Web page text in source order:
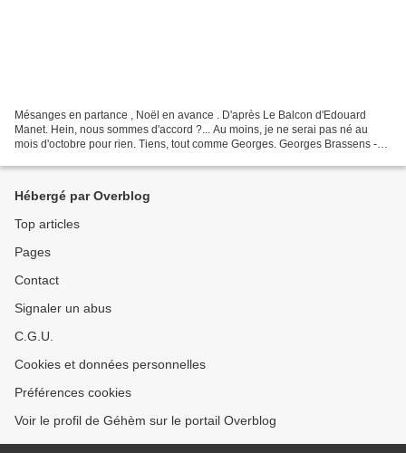
Mésanges en partance , Noël en avance . D'après Le Balcon d'Edouard
Manet. Hein, nous sommes d'accord ?... Au moins, je ne serai pas né au
mois d'octobre pour rien. Tiens, tout comme Georges. Georges Brassens -
Hébergé par Overblog
Top articles
Pages
Contact
Signaler un abus
C.G.U.
Cookies et données personnelles
Préférences cookies
Voir le profil de Géhèm sur le portail Overblog